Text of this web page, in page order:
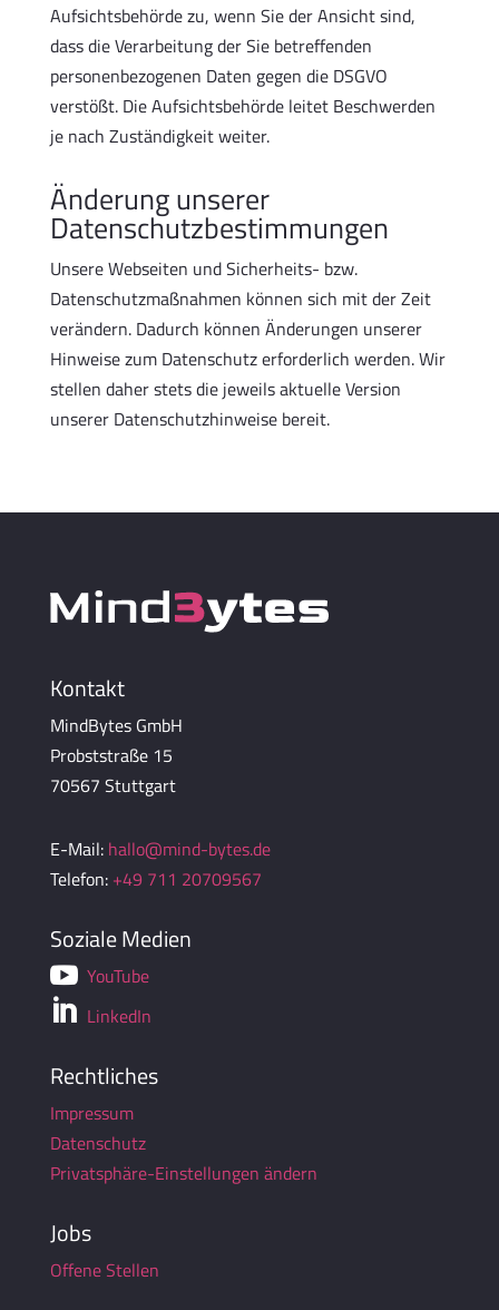
Aufsichtsbehörde zu, wenn Sie der Ansicht sind,
dass die Verarbeitung der Sie betreffenden
personenbezogenen Daten gegen die DSGVO
verstößt. Die Aufsichtsbehörde leitet Beschwerden
je nach Zuständigkeit weiter.
Änderung unserer
Datenschutzbestimmungen
Unsere Webseiten und Sicherheits- bzw.
Datenschutzmaßnahmen können sich mit der Zeit
verändern. Dadurch können Änderungen unserer
Hinweise zum Datenschutz erforderlich werden. Wir
stellen daher stets die jeweils aktuelle Version
unserer Datenschutzhinweise bereit.
Kontakt
MindBytes GmbH
Probststraße 15
70567 Stuttgart
E-Mail: hallo@mind-bytes.de
Telefon: +49 711 20709567
Soziale Medien
YouTube
 LinkedIn
Rechtliches
Impressum
Datenschutz
Privatsphäre-Einstellungen ändern
Jobs
Offene Stellen